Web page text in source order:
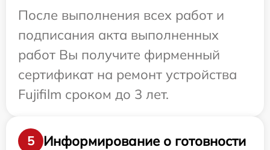
После выполнения всех работ и
подписания акта выполненных
работ Вы получите фирменный
сертификат на ремонт устройства
Fujifilm сроком до 3 лет.
5
Информирование о готовности